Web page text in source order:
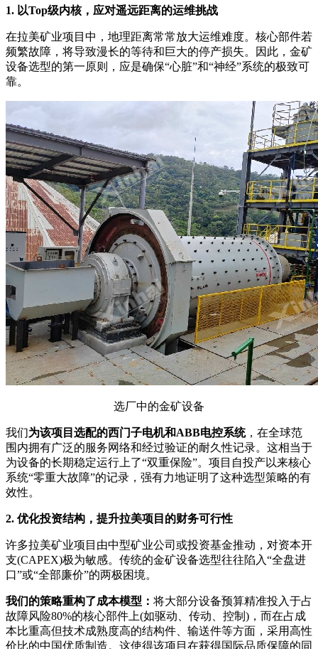
1. 以Top级内核，应对遥远距离的运维挑战
在拉美矿业项目中，地理距离常常放大运维难度。核心部件若
频繁故障，将导致漫长的等待和巨大的停产损失。因此，金矿
设备选型的第一原则，应是确保“心脏”和“神经”系统的极致可
靠。
选厂中的金矿设备
我们为该项目选配的西门子电机和ABB电控系统，在全球范
围内拥有广泛的服务网络和经过验证的耐久性记录。这相当于
为设备的长期稳定运行上了“双重保险”。项目自投产以来核心
系统“零重大故障”的记录，强有力地证明了这种选型策略的有
效性。
2. 优化投资结构，提升拉美项目的财务可行性
许多拉美矿业项目由中型矿业公司或投资基金推动，对资本开
支(CAPEX)极为敏感。传统的金矿设备选型往往陷入“全盘进
口”或“全部廉价”的两极困境。
我们的策略重构了成本模型： 将大部分设备预算精准投入于占
故障风险80%的核心部件上(如驱动、传动、控制)，而在占成
本比重高但技术成熟度高的结构件、输送件等方面，采用高性
价比的中国优质制造。这使得该项目在获得国际品质保障的同